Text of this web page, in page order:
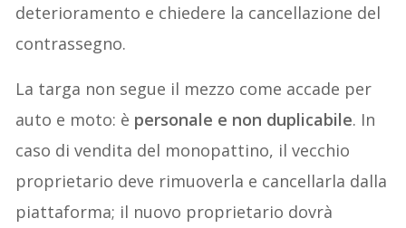
deterioramento e chiedere la cancellazione del
contrassegno.
La targa non segue il mezzo come accade per
auto e moto: è personale e non duplicabile. In
caso di vendita del monopattino, il vecchio
proprietario deve rimuoverla e cancellarla dalla
piattaforma; il nuovo proprietario dovrà